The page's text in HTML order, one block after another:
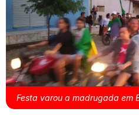
Festa varou a madrugada em